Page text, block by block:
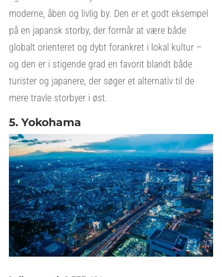
moderne, åben og livlig by. Den er et godt eksempel
på en japansk storby, der formår at være både
globalt orienteret og dybt forankret i lokal kultur –
og den er i stigende grad en favorit blandt både
turister og japanere, der søger et alternativ til de
mere travle storbyer i øst.
5. Yokohama